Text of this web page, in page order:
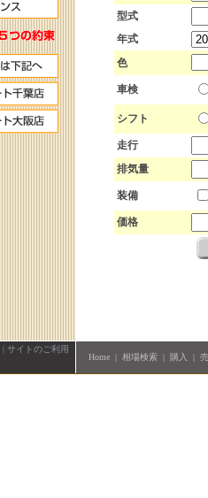
型式
年式
色
車検
シフト
走行
排気量
装備
価格
| サイトのご利用
Home| 相場検索| 購入 |